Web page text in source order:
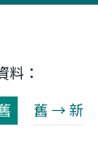
料：
舊 → 新